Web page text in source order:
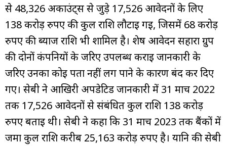
से 48,326 अकाउंट्स से जुड़े 17,526 आवेदनों के लिए
138 करोड़ रुपए की कुल राशि लौटाई गई, जिसमें 68 करोड़
रुपए की ब्याज राशि भी शामिल है। शेष आवेदन सहारा ग्रुप
की दोनों कंपनियों के जरिए उपलब्ध कराई जानकारी के
जरिए उनका कोई पता नहीं लग पाने के कारण बंद कर दिए
गए। सेबी ने आखिरी अपडेटिड जानकारी में 31 मार्च 2022
तक 17,526 आवेदनों से संबंधित कुल राशि 138 करोड़
रुपए बताई थी। सेबी ने कहा कि 31 मार्च 2023 तक बैंकों में
जमा कुल राशि करीब 25,163 करोड़ रुपए है। यानि की सेबी